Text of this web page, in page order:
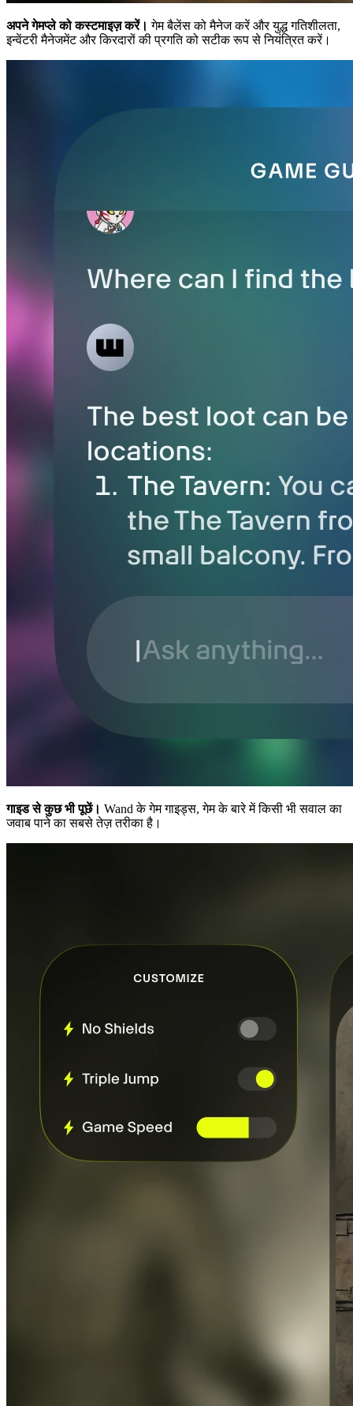
अपने गेमप्ले को कस्टमाइज़ करें। गेम बैलेंस को मैनेज करें और युद्ध गतिशीलता,
इन्वेंटरी मैनेजमेंट और किरदारों की प्रगति को सटीक रूप से नियंत्रित करें।
गाइड से कुछ भी पूछें। Wand के गेम गाइड्स, गेम के बारे में किसी भी सवाल का
जवाब पाने का सबसे तेज़ तरीका है।